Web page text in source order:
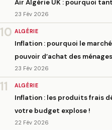
Air Algérie UK : pourquoi
23 Fév 2026
10 ALGÉRIE
Inflation : pourquoi le
pouvoir d’achat des
23 Fév 2026
11 ALGÉRIE
Inflation : les produits frais
votre budget explose !
22 Fév 2026